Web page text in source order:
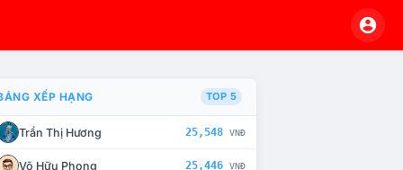
CHẾ TÀI XỬ LÝ VI PHẠM
XẾP HẠNG TOP 5
Trần Thị Hương 25,548 VNĐ
Võ Hữu Phong 25,446 VNĐ